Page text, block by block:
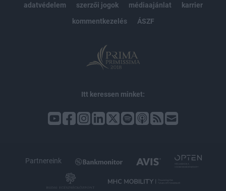
adatvédelem
szerzői jogok médiaajánlat
karrier
kommentkezelés
ÁSZF
Itt keressen minket:
Partnereink